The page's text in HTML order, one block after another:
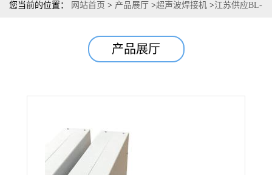
您当前的位置： 网站首页 > 产品展厅 >超声波焊接机 >江苏供应BL-
产品展厅